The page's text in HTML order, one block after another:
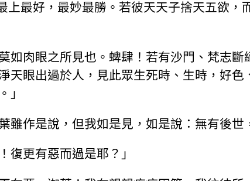
上最好，最妙最勝。若彼天天子捨天五欲，
如肉眼之所見也。蜱肆！若有沙門、梵志
天眼出過於人，見此眾生死時、生時，好色
」
雖作是說，但我如是見，如是說：無有後世
復更有惡而過是耶？」